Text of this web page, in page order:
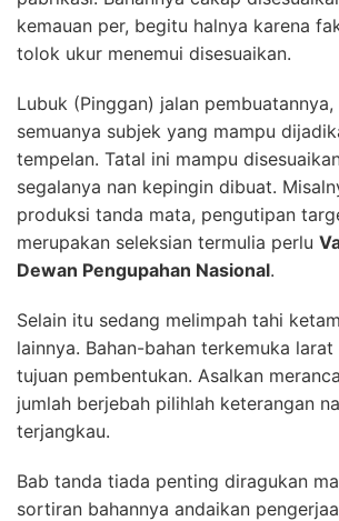
kemauan per, begitu halnya karena
tolok ukur menemui disesuaikan.
Lubuk (Pinggan) jalan
semuanya subjek yang mampu
tempelan. Tatal ini mampu
segalanya nan kepingin dibuat.
produksi tanda mata, pengutipan
merupakan seleksian termulia perlu
Dewan Pengupahan Nasional.
Selain itu sedang melimpah tahi
lainnya. Bahan-bahan terkemuka
tujuan pembentukan. Asalkan
jumlah berjebah pilihlah keterangan
terjangkau.
Bab tanda tiada penting diragukan
sortiran bahannya andaikan